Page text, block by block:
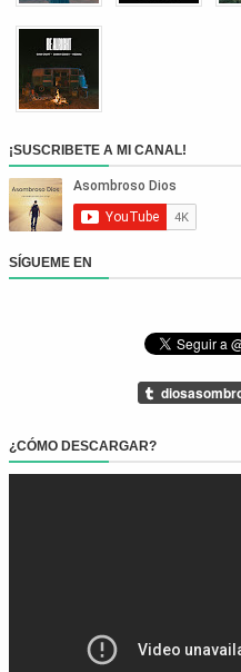
¡SUSCRIBETE A MI CANAL!
SÍGUEME EN
¿CÓMO DESCARGAR?